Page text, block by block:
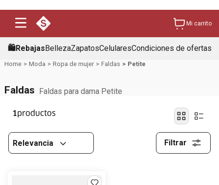
Mi carrito
🛍️RebajasBellezaZapatosCelularesCondiciones de ofertas
Moda Ropa de mujer Faldas Petite
Faldas Faldas para dama Petite
1
Relevancia Filtrar